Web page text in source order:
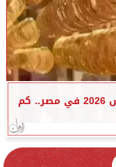
أسعار الذهب اليوم الخميس 6 أغسطس 2026 في مصر.. كم